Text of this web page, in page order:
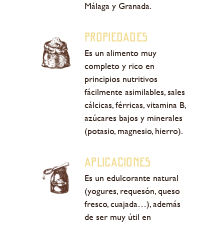
Málaga y Granada.
PROPIEDADES
Es un alimento muy
completo y rico en
principios nutritivos
fácilmente asimilables, sales
cálcicas, férricas, vitamina B,
azúcares bajos y minerales
(potasio, magnesio, hierro).
Aplicaciones
Es un edulcorante natural
(yogures, requesón, queso
fresco, cuajada…), además
de ser muy útil en